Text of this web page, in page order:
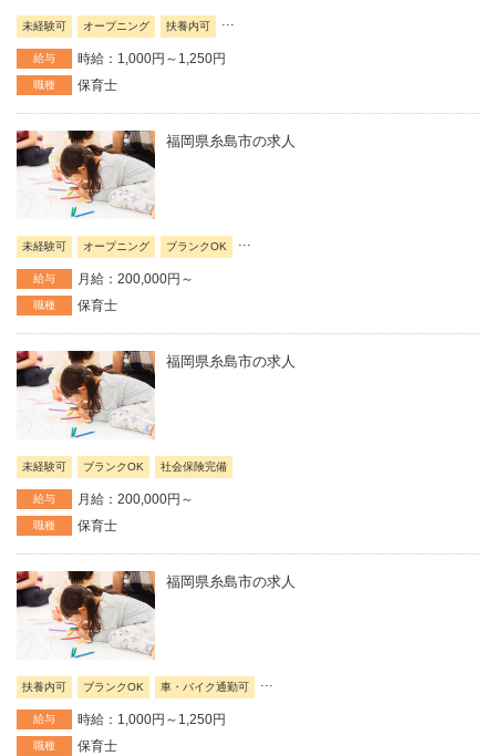
未経験可 オープニング 扶養内可
給与 時給：1,000円～1,250円
職種 保育士
福岡県糸島市の求人
未経験可 オープニング ブランクOK
給与 月給：200,000円～
職種 保育士
福岡県糸島市の求人
未経験可 ブランクOK 社会保険完備
給与 月給：200,000円～
職種 保育士
福岡県糸島市の求人
扶養内可 ブランクOK 車・バイク通勤可 ...
給与 時給：1,000円～1,250円
職種 保育士